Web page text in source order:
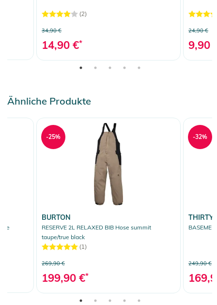
(2)
34,90 €
14,90 €*
24,90 €
9,90
Ähnliche Produkte
BURTON
RESERVE 2L RELAXED BIB Hose summit
taupe/true black
(1)
269,90 €
199,90 €*
-25%
249,90 €
-32%